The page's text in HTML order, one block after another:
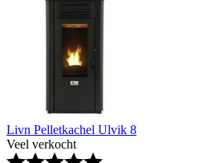
Livn Pelletkachel Ulvik 8
Veel verkocht